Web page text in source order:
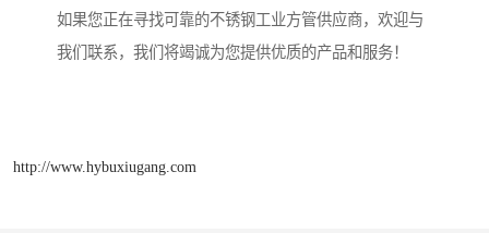
如果您正在寻找可靠的不锈钢工业方管供应商，欢迎与
我们联系，我们将竭诚为您提供优质的产品和服务！
http://www.hybuxiugang.com